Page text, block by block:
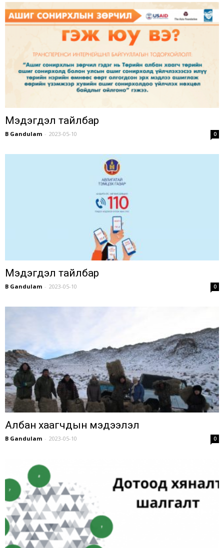
Мэдэгдэл тайлбар
B Gandulam - 2023-05-10 0
Мэдэгдэл тайлбар
B Gandulam - 2023-05-10 0
Албан хаагчдын мэдээлэл
B Gandulam - 2023-05-10 0